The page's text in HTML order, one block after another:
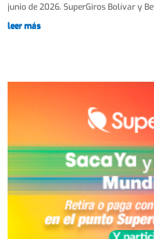
junio de 2026. SuperGiros Bolívar y
leer más